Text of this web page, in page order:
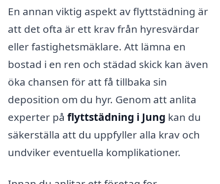
En annan viktig aspekt av flyttstädning är
att det ofta är ett krav från hyresvärdar
eller fastighetsmäklare. Att lämna en
bostad i en ren och städad skick kan även
öka chansen för att få tillbaka sin
deposition om du hyr. Genom att anlita
experter på flyttstädning i Jung kan du
säkerställa att du uppfyller alla krav och
undviker eventuella komplikationer.